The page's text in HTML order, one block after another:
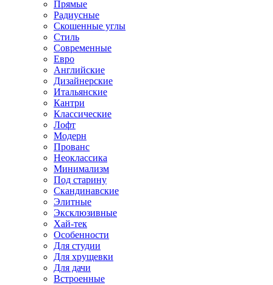
Прямые
Радиусные
Скошенные углы
Стиль
Современные
Евро
Английские
Дизайнерские
Итальянские
Кантри
Классические
Лофт
Модерн
Прованс
Неоклассика
Минимализм
Под старину
Скандинавские
Элитные
Эксклюзивные
Хай-тек
Особенности
Для студии
Для хрущевки
Для дачи
Встроенные